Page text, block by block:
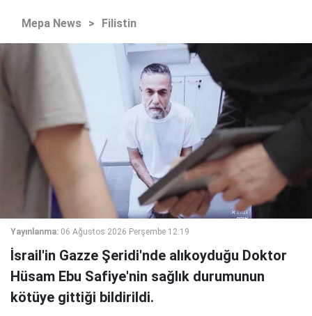
Mepa News > Filistin
Yayınlanma: 06 Ağustos 2026 Perşembe 12:19
İsrail'in Gazze Şeridi'nde alıkoyduğu Doktor
Hüsam Ebu Safiye'nin sağlık durumunun
kötüye gittiği bildirildi.